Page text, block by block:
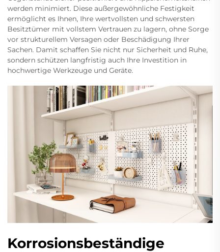
werden minimiert. Diese außergewöhnliche Festigkeit
ermöglicht es Ihnen, Ihre wertvollsten und schwersten
Besitztümer mit vollstem Vertrauen zu lagern, ohne Sorge
vor strukturellem Versagen oder Beschädigung Ihrer
Sachen. Damit schaffen Sie nicht nur Sicherheit und Ruhe,
sondern schützen langfristig auch Ihre Investition in
hochwertige Werkzeuge und Geräte.
Korrosionsbeständige